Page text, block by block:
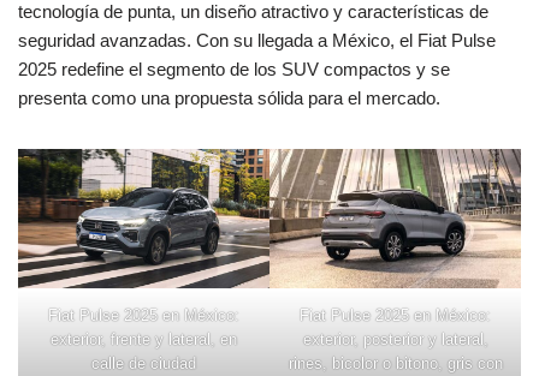
tecnología de punta, un diseño atractivo y características de
seguridad avanzadas. Con su llegada a México, el Fiat Pulse
2025 redefine el segmento de los SUV compactos y se
presenta como una propuesta sólida para el mercado.
Fiat Pulse 2025 en México:
exterior, frente y lateral, en
calle de ciudad
Fiat Pulse 2025 en México:
exterior, posterior y lateral,
rines, bicolor o bitono, gris con